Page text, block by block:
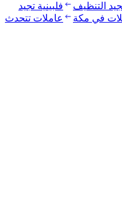
التنظيف
فلبينية تجيد
في مكة
عاملات تتحدث